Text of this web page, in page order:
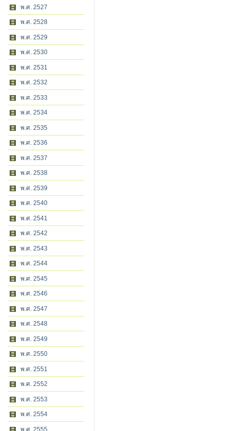
พ.ศ. 2527
พ.ศ. 2528
พ.ศ. 2529
พ.ศ. 2530
พ.ศ. 2531
พ.ศ. 2532
พ.ศ. 2533
พ.ศ. 2534
พ.ศ. 2535
พ.ศ. 2536
พ.ศ. 2537
พ.ศ. 2538
พ.ศ. 2539
พ.ศ. 2540
พ.ศ. 2541
พ.ศ. 2542
พ.ศ. 2543
พ.ศ. 2544
พ.ศ. 2545
พ.ศ. 2546
พ.ศ. 2547
พ.ศ. 2548
พ.ศ. 2549
พ.ศ. 2550
พ.ศ. 2551
พ.ศ. 2552
พ.ศ. 2553
พ.ศ. 2554
พ.ศ. 2555